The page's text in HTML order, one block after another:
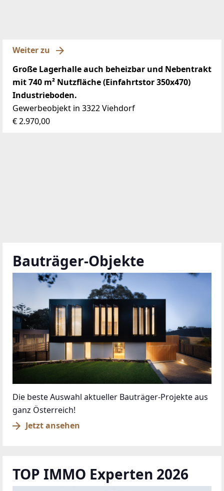
Weiter zu
Große Lagerhalle auch beheizbar und Nebentrakt
mit 740 m² Nutzfläche (Einfahrtstor 350x470)
Industrieboden.
Gewerbeobjekt in 3322 Viehdorf
€ 2.970,00
Bauträger-Objekte
Die beste Auswahl aktueller Bauträger-Projekte aus
ganz Österreich!
Jetzt ansehen
TOP IMMO Experten 2026